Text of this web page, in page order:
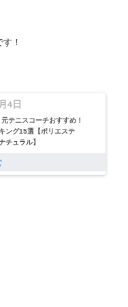
！
4日
テニスコーチおすすめ！
ング15選【ポリエステ
チュラル】